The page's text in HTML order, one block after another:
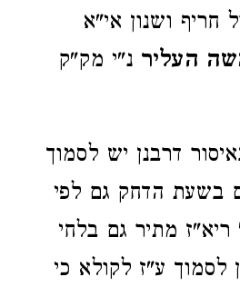
חריף ושנון אי"א
העליר נ"י מק"ק
דרבנן יש לסמוך
בשעת הדחק גם לפי
מתיר גם בלחי
לסמוך ע"ז לקולא כי